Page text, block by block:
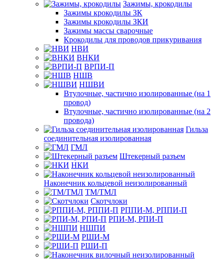
Зажимы, крокодилы
Зажимы крокодилы ЗК
Зажимы крокодилы ЗКИ
Зажимы массы сварочные
Крокодилы для проводов прикуривания
НВИ
ВНКИ
ВРПИ-П
НШВ
НШВИ
Втулочные, частично изолированные (на 1
провод)
Втулочные, частично изолированные (на 2
провода)
Гильза
соединительная изолированная
ГМЛ
Штекерный разъем
НКИ
Наконечник кольцевой неизолированный
ТМ/ТМЛ
Скотчлоки
РППИ-М, РППИ-П
РПИ-М, РПИ-П
НШПИ
РШИ-М
РШИ-П